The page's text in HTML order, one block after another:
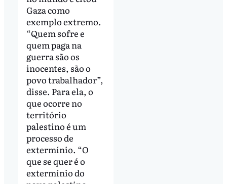
Gaza como
exemplo extremo.
“Quem sofre e
quem paga na
guerra são os
inocentes, são o
povo trabalhador”,
disse. Para ela, o
que ocorre no
território
palestino é um
processo de
extermínio. “O
que se quer é o
extermínio do